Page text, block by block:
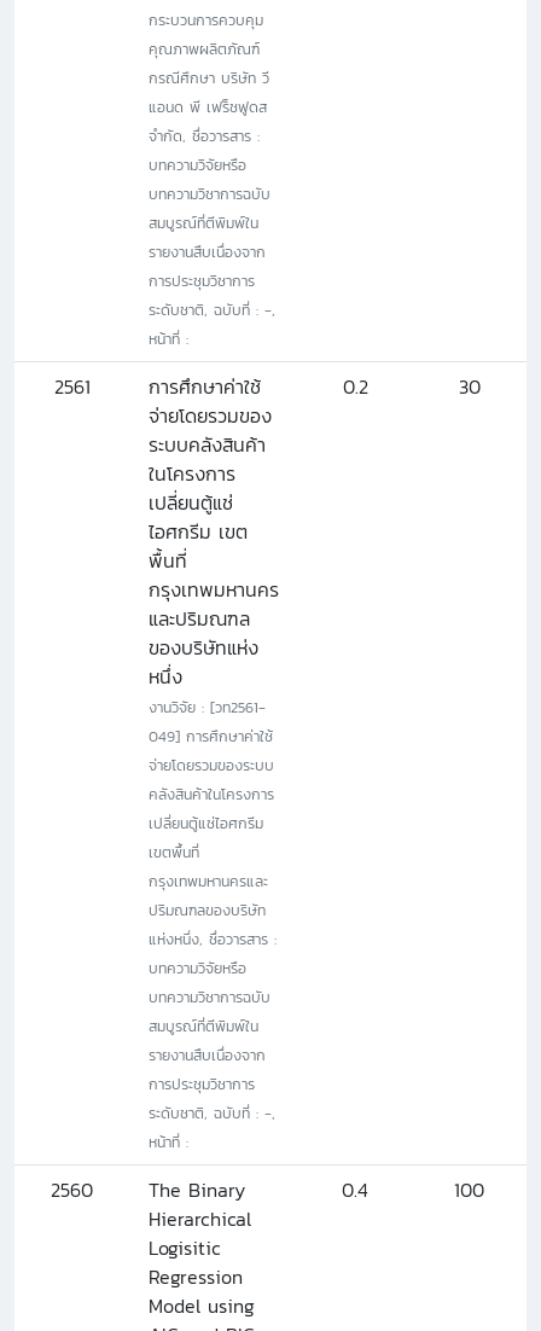
กระบวนการควบคุม
คุณภาพผลิตภัณฑ์
กรณีศึกษา บริษัท วี
แอนด พี เฟร็ชฟูดส
จำกัด, ชื่อวารสาร :
บทความวิจัยหรือ
บทความวิชาการฉบับ
สมบูรณ์ที่ตีพิมพ์ใน
รายงานสืบเนื่องจาก
การประชุมวิชาการ
ระดับชาติ, ฉบับที่ : -,
หน้าที่ :
2561
การศึกษาค่าใช้
จ่ายโดยรวมของ
ระบบคลังสินค้า
ในโครงการ
เปลี่ยนตู้แช่
ไอศกรีม เขต
พื้นที่
กรุงเทพมหานคร
และปริมณฑล
ของบริษัทแห่ง
หนึ่ง
งานวิจัย : [วท2561-
049] การศึกษาค่าใช้
จ่ายโดยรวมของระบบ
คลังสินค้าในโครงการ
เปลี่ยนตู้แช่ไอศกรีม
เขตพื้นที่
กรุงเทพมหานครและ
ปริมณฑลของบริษัท
แห่งหนึ่ง, ชื่อวารสาร :
บทความวิจัยหรือ
บทความวิชาการฉบับ
สมบูรณ์ที่ตีพิมพ์ใน
รายงานสืบเนื่องจาก
การประชุมวิชาการ
ระดับชาติ, ฉบับที่ : -,
หน้าที่ :
0.2 30
2560
The Binary
Hierarchical
Logisitic
Regression
Model using
0.4 100